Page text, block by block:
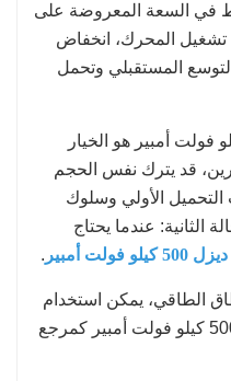
في السعة المعروضة على
تشغيل المحرك، انخفاض
التوسع المستقبلي وتحمل
لبعض المشاريع، 500 كيلو فولت أمبير هو الخيار
قد يترك نفس الحجم
الأولي وسلوك
الثانية: عندما يحتاج
فولت أمبير .
الطاقي، يمكن استخدام
دليل مطابقة الأحمال الصناعية 500 كيلو فولت أمبير كمرجع